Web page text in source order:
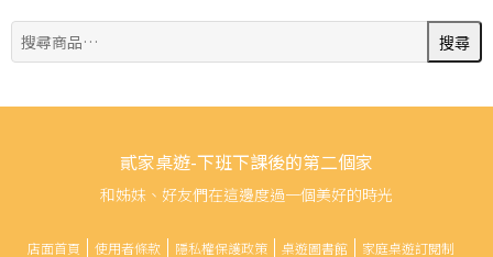
搜
尋:
搜尋
貳家桌遊-下班下課後的第二個家
和姊妹、好友們在這邊度過一個美好的時光
店面首頁 使用者條款 隱私權保護政策 桌遊圖書館
家庭桌遊訂閱制